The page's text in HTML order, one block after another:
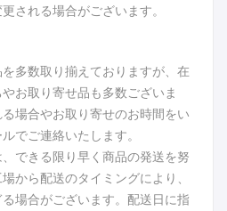
される場合がございます。
多数取り揃えておりますが、在
お取り寄せ品も多数ございま
場合やお取り寄せのお時間をい
でご連絡いたします。
できる限り早く商品の発送を努
から配送のタイミングにより、
場合がございます。配送日に指